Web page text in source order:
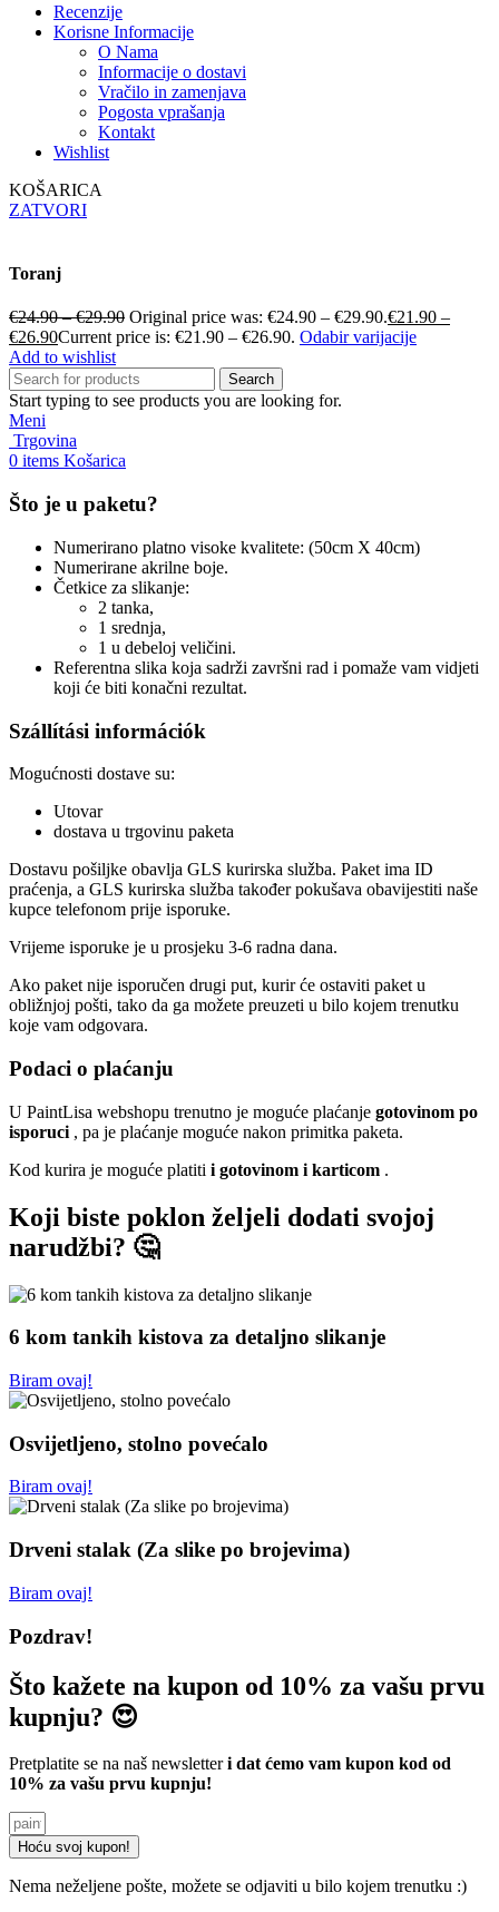
Recenzije
Korisne Informacije
O Nama
Informacije o dostavi
Vračilo in zamenjava
Pogosta vprašanja
Kontakt
Wishlist
KOŠARICA
ZATVORI
Toranj
€24.90–€29.90 Original price was: €24.90 – €29.90.€21.90 –
€26.90Current price is: €21.90 – €26.90. Odabir varijacije
Add to wishlist
Search
Start typing to see products you are looking for.
Meni
Trgovina
0 items Košarica
Što je u paketu?
Numerirano platno visoke kvalitete: (50cm X 40cm)
Numerirane akrilne boje.
Četkice za slikanje:
2 tanka,
1 srednja,
1 u debeloj veličini.
Referentna slika koja sadrži završni rad i pomaže vam vidjeti
koji će biti konačni rezultat.
Szállítási információk
Mogućnosti dostave su:
Utovar
dostava u trgovinu paketa
Dostavu pošiljke obavlja GLS kurirska služba. Paket ima ID
praćenja, a GLS kurirska služba također pokušava obavijestiti naše
kupce telefonom prije isporuke.
Vrijeme isporuke je u prosjeku 3-6 radna dana.
Ako paket nije isporučen drugi put, kurir će ostaviti paket u
obližnjoj pošti, tako da ga možete preuzeti u bilo kojem trenutku
koje vam odgovara.
Podaci o plaćanju
U PaintLisa webshopu trenutno je moguće plaćanje gotovinom po
isporuci , pa je plaćanje moguće nakon primitka paketa.
Kod kurira je moguće platiti i gotovinom i karticom .
Koji biste poklon željeli dodati svojoj
narudžbi? 🤔
6 kom tankih kistova za detaljno slikanje
Biram ovaj!
Osvijetljeno, stolno povećalo
Biram ovaj!
Drveni stalak (Za slike po brojevima)
Biram ovaj!
Pozdrav!
Što kažete na kupon od 10% za vašu prvu
kupnju? 😍
Pretplatite se na naš newsletteri dat ćemo vam kupon kod od
10% za vašu prvu kupnju!
Hoću svoj kupon!
Nema neželjene pošte, možete se odjaviti u bilo kojem trenutku :)